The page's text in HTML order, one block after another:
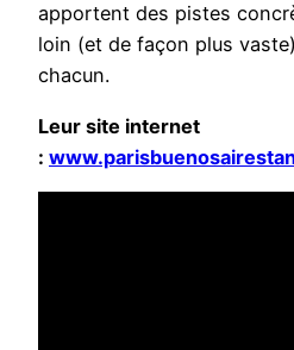
apportent des pistes
loin (et de façon plus
chacun.
Leur site internet
: